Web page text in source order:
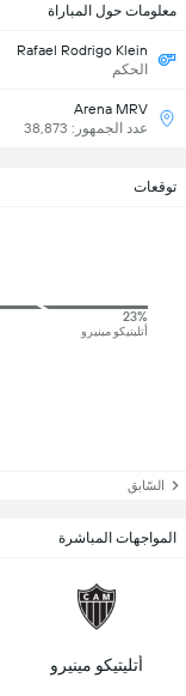
معلومات حول المباراة
Rafael Rodrigo Klein
الحكم
Arena MRV
عدد الجمهور: 38,873
توقعات
23%
أتليتيكو مينيرو
السّابق
المواجهات المباشرة
أتليتيكو مينيرو